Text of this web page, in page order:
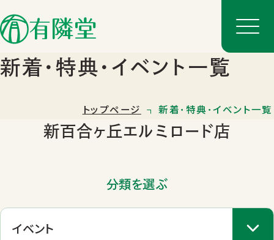
店舗一覧
新着･特典･イベント一覧
トップページ 新着･特典･イベント一覧
新百合ヶ丘エルミロード店
分類を選ぶ